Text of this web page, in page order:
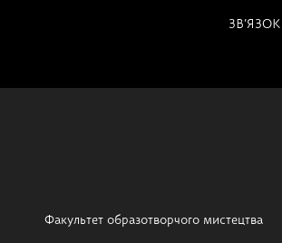
ЗВ’ЯЗОК
Факультет образотворчого мистецтва